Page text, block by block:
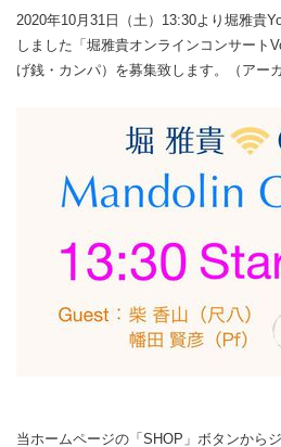
2020年10月31日（土）13:30より堀雅貴
しました「堀雅貴オンラインコンサート
げ銭・カンパ）を募集致します。（アー
当ホームページの「SHOP」ボタンから